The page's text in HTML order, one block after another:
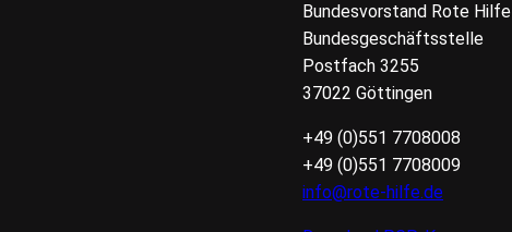
Bundesvorstand Rote Hilfe
Bundesgeschäftsstelle
Postfach 3255
37022 Göttingen
+49 (0)551 7708008
+49 (0)551 7708009
info@rote-hilfe.de